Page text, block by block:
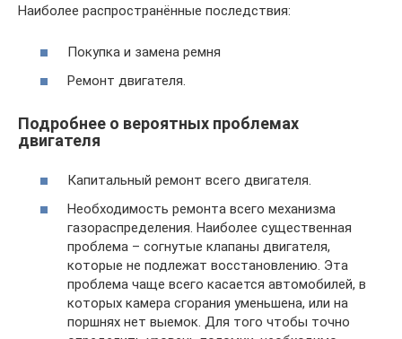
Наиболее распространённые последствия:
Покупка и замена ремня
Ремонт двигателя.
Подробнее о вероятных проблемах
двигателя
Капитальный ремонт всего двигателя.
Необходимость ремонта всего механизма
газораспределения. Наиболее существенная
проблема – согнутые клапаны двигателя,
которые не подлежат восстановлению. Эта
проблема чаще всего касается автомобилей, в
которых камера сгорания уменьшена, или на
поршнях нет выемок. Для того чтобы точно